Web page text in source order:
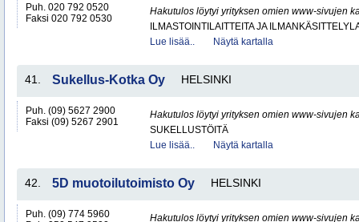
Puh. 020 792 0520
Faksi 020 792 0530
Hakutulos löytyi yrityksen omien www-sivujen
ILMASTOINTILAITTEITA JA
Lue lisää..
Näytä kartalla
41. Sukellus-Kotka Oy HELSINKI
Puh. (09) 5627 2900
Faksi (09) 5267 2901
Hakutulos löytyi yrityksen omien www-sivujen
SUKELLUSTÖITÄ
Lue lisää..
Näytä kartalla
42. 5D muotoilutoimisto Oy HELSINKI
Puh. (09) 774 5960
Hakutulos löytyi yrityksen omien www-sivujen